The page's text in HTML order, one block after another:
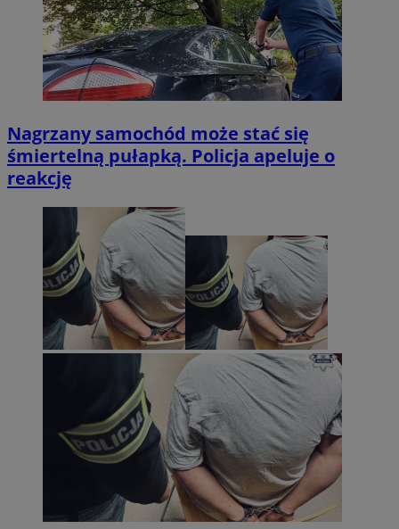
Nagrzany samochód może stać się
śmiertelną pułapką. Policja apeluje o
reakcję